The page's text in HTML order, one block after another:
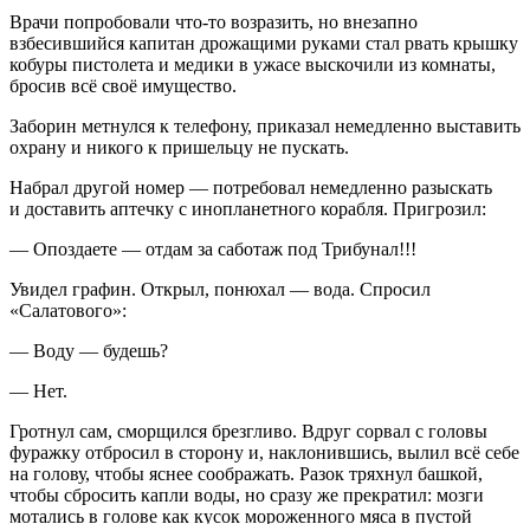
Врачи попробовали что-то возразить, но внезапно
взбесившийся капитан дрожащими руками стал рвать крышку
кобуры пистолета и медики в ужасе выскочили из комнаты,
бросив всё своё имущество.
Заборин метнулся к телефону, приказал немедленно выставить
охрану и никого к пришельцу не пускать.
Набрал другой номер — потребовал немедленно разыскать
и доставить аптечку с инопланетного корабля. Пригрозил:
— Опоздаете — отдам за саботаж под Трибунал!!!
Увидел графин. Открыл, понюхал — вода. Спросил
«Салатового»:
— Воду — будешь?
— Нет.
Гротнул сам, сморщился брезгливо. Вдруг сорвал с головы
фуражку отбросил в сторону и, наклонившись, вылил всё себе
на голову, чтобы яснее соображать. Разок тряхнул башкой,
чтобы сбросить капли воды, но сразу же прекратил: мозги
мотались в голове как кусок мороженного мяса в пустой